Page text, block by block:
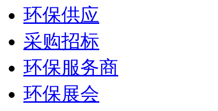
环保供应
采购招标
环保服务商
环保展会